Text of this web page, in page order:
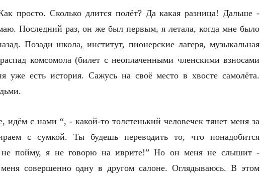
просто. Сколько длится полёт? Да какая разница! Дальше -
Последний раз, он же был первым, я летала, когда мне было
Позади школа, институт, пионерские лагеря, музыкальная
комсомола (билет с неоплаченными членскими взносами
уже есть история. Сажусь на своё место в хвосте самолёта.
идём с нами “, - какой-то толстенький человечек тянет меня за
с сумкой. Ты будешь переводить то, что понадобится
не пойму, я не говорю на иврите!” Но он меня не слышит -
меня совершенно одну в другом салоне. Оглядываюсь. В этом